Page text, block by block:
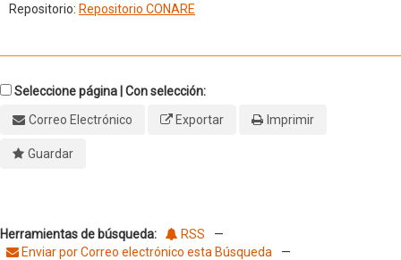
Repositorio: Repositorio CONARE
Seleccione página | Con selección:
Correo Electrónico
Exportar Imprimir
Guardar
Herramientas de búsqueda: RSS
—
Enviar por Correo electrónico esta Búsqueda
—